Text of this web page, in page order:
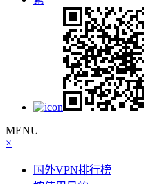
繁
MENU
×
国外VPN排行榜